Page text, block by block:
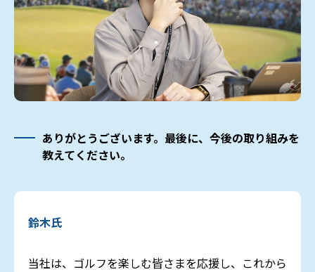
ありがとうございます。最後に、今後の取り組みを
教えてください。
鈴木氏
当社は、ゴルフを楽しむ皆さまを応援し、これから